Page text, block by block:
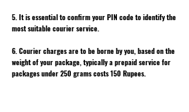
5. It is essential to confirm your PIN code to identify the
most suitable courier service.
6. Courier charges are to be borne by you, based on the
weight of your package, typically a prepaid service for
packages under 250 grams costs 150 Rupees.